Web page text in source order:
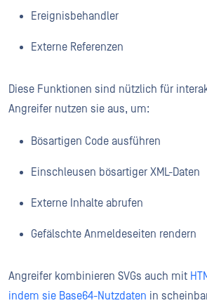
Ereignisbehandler
Externe Referenzen
Diese Funktionen sind nützlich für
Angreifer nutzen sie aus, um:
Bösartigen Code ausführen
Einschleusen bösartiger XML-Daten
Externe Inhalte abrufen
Gefälschte Anmeldeseiten rendern
Angreifer kombinieren SVGs auch mit
indem sie Base64-Nutzdaten in